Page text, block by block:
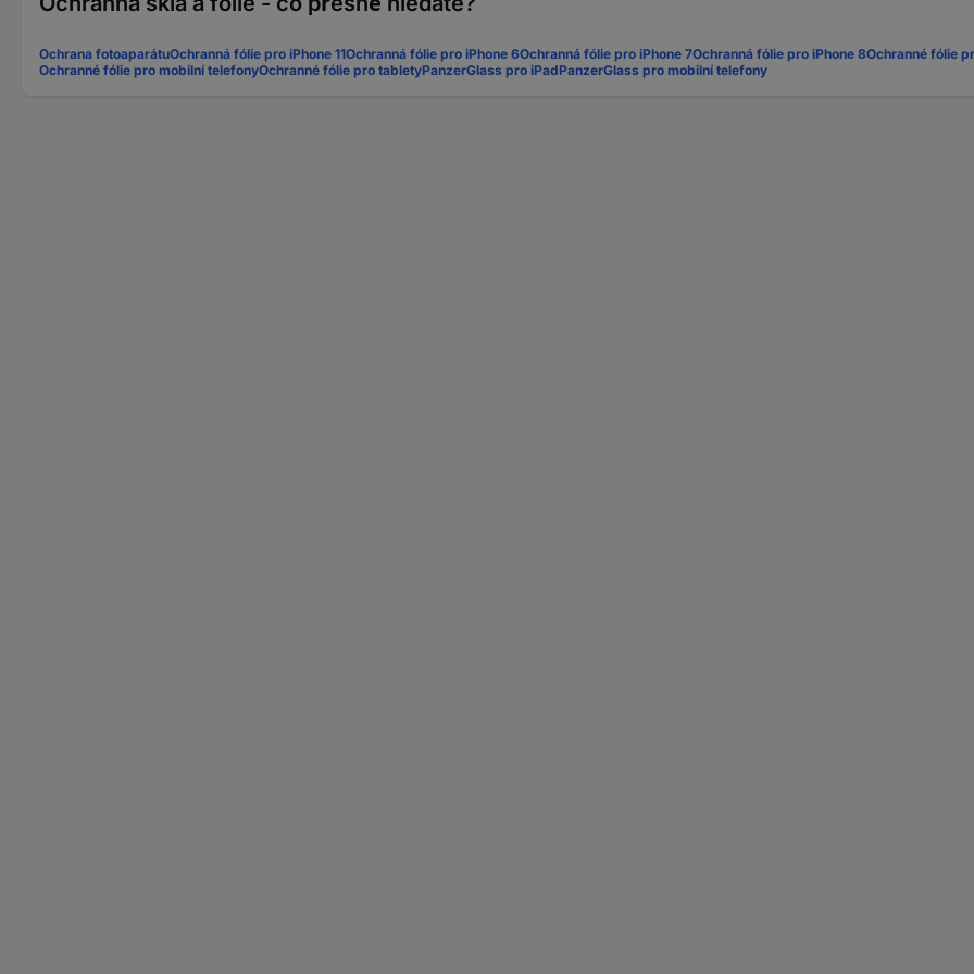
Ochrana fotoaparátuOchranná fólie pro iPhone 11Ochranná fólie pro iPhone 6Ochranná fólie pro iPhone 7Ochranná fólie pro iPhone 8Ochranné fólie
Ochranné fólie pro mobilní telefonyOchranné fólie pro tabletyPanzerGlass pro iPadPanzerGlass pro mobilní telefony